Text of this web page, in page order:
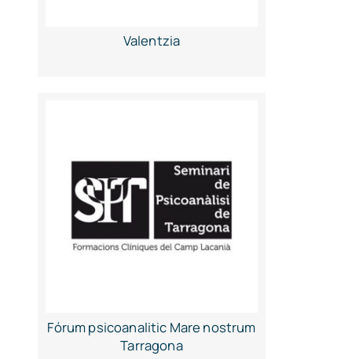
Valentzia
Fórum psicoanalitic Mare nostrum
Tarragona